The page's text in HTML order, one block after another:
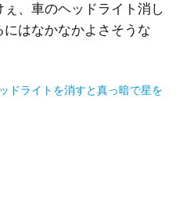
、車のヘッドライト消し
はなかなかよさそうな
ドライトを消すと真っ暗で星を